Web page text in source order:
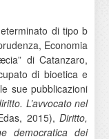
di tipo b
Economia
di Catanzaro,
di bioetica e
sue pubblicazioni
L’avvocato nel
2015),Diritto,
democratica dei